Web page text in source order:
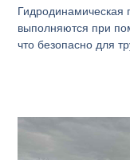
Гидродинамическая
выполняются при
что безопасно для